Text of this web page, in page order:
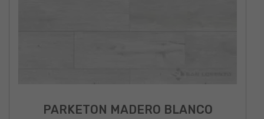
PARKETON MADERO BLANCO